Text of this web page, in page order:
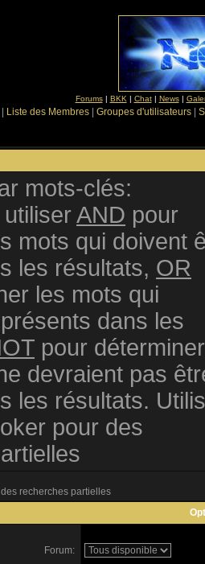
Forums| BKK | Chat| News|
Liste des Membres Groupes d'utilisateurs
mots-clés:
AND pour
mots qui doivent
les résultats, OR
les mots qui
dans les
pour déterminer
devraient pas
les résultats.
pour des
recherches partielles
Forum: